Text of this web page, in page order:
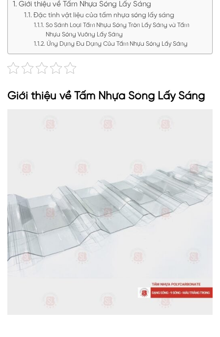
Giới thiệu về Tấm Nhựa Sóng Lấy Sáng
Đặc tính vật liệu của tấm nhựa sóng lấy sáng
So Sánh Loại Tấm Nhựa Sóng Tròn Lấy Sáng và Tấm
Nhựa Sóng Vuông Lấy Sáng
Ứng Dụng Đa Dạng Của Tấm Nhựa Sóng Lấy Sáng
Giới thiệu về Tấm Nhựa Sóng Lấy Sáng